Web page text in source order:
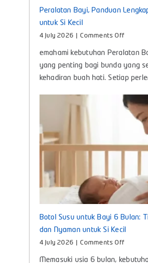
Peralatan Bayi, Panduan
untuk Si Kecil
4 July 2026 Comments Offon
Bayi,
Lengkap
untuk
Si
Kecil
emahami kebutuhan Peralatan
yang penting bagi bunda yang
kehadiran buah hati. Setiap
Botol Susu untuk Bayi 6 Bulan:
dan Nyaman untuk Si Kecil
4 July 2026 Comments Offon
Susu
Memasuki usia 6 bulan,